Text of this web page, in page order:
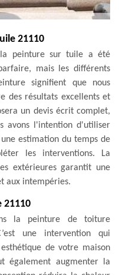
21110
la peinture sur tuile a été
mais les différents
signifient que nous
des résultats excellents et
un devis écrit complet,
avons l'intention d'utiliser
estimation du temps de
les interventions. La
extérieures garantit une
aux intempéries.
21110
la peinture de toiture
une intervention qui
de votre maison
également augmenter la